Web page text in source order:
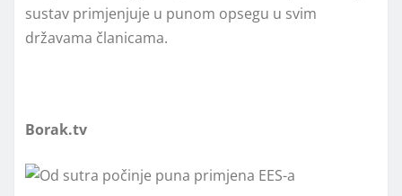
sustav primjenjuje u punom opsegu u svim
državama članicama.
Borak.tv